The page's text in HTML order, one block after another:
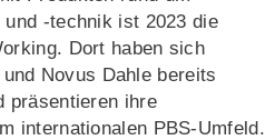
-technik ist 2023 die
Dort haben sich
Novus Dahle bereits
präsentieren ihre
internationalen PBS-Umfeld.